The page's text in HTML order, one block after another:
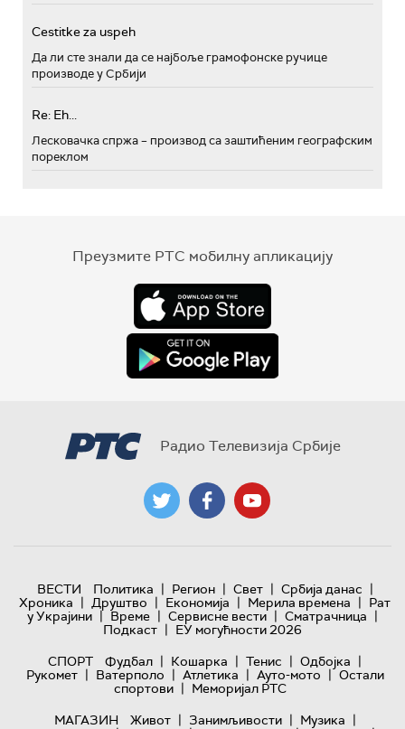
Cestitke za uspeh
Да ли сте знали да се најбоље грамофонске ручице
производе у Србији
Re: Eh...
Лесковачка спржа – производ са заштићеним географским
пореклом
Преузмите РТС мобилну апликацију
Радио Телевизија Србије
ВЕСТИ Политика | Регион | Свет | Србија данас |
Хроника | Друштво | Економија | Мерила времена | Рат
у Украјини | Време | Сервисне вести | Сматрачница |
Подкаст | ЕУ могућности 2026
СПОРТ
Фудбал | Кошарка | Тенис | Одбојка |
Рукомет | Ватерполо | Атлетика | Ауто-мото | Остали
спортови | Меморијал РТС
МАГАЗИН
Живот | Занимљивости | Музика |